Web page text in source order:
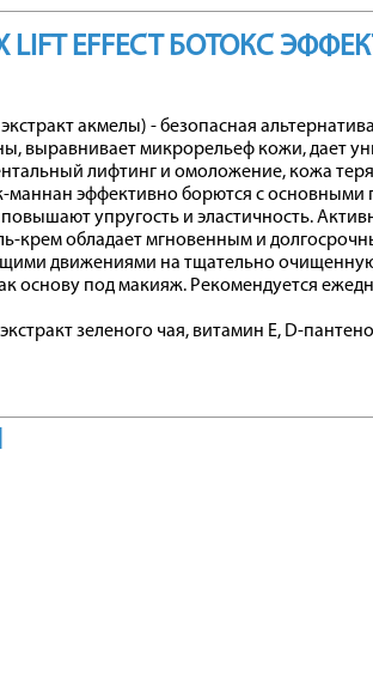
LIFT EFFECT БОТОКС
акмелы) - безопасная
выравнивает микрорельеф кожи, дает
лифтинг и омоложение, кожа
маннан эффективно борются с
упругость и эластичность.
крем обладает мгновенным и
движениями на тщательно
основу под макияж. Рекомендуется
зеленого чая, витамин Е, D-